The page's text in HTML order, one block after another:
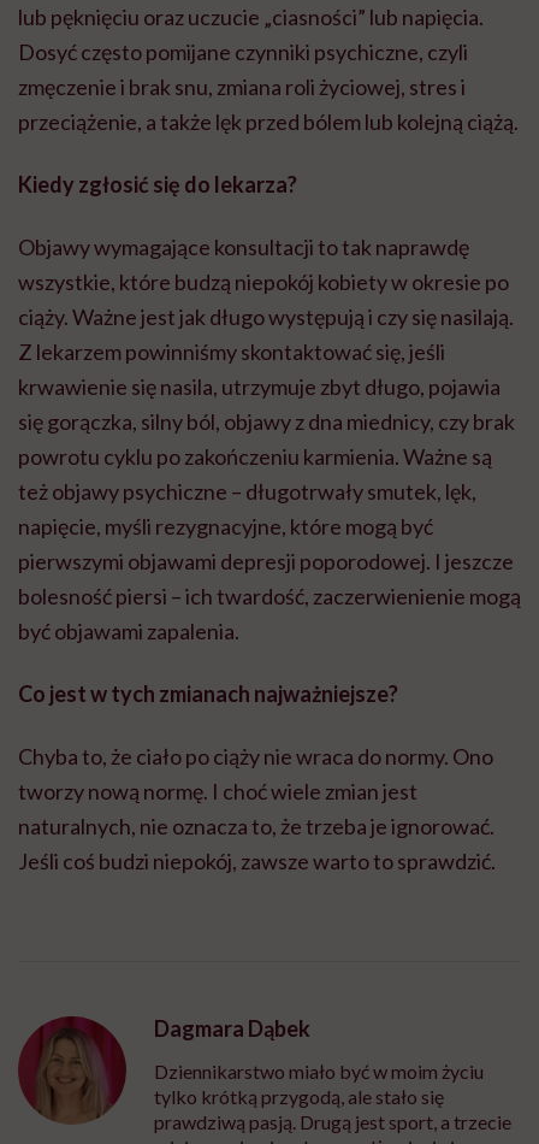
lub pęknięciu oraz uczucie „ciasności” lub napięcia.
Dosyć często pomijane czynniki psychiczne, czyli
zmęczenie i brak snu, zmiana roli życiowej, stres i
przeciążenie, a także lęk przed bólem lub kolejną ciążą.
Kiedy zgłosić się do lekarza?
Objawy wymagające konsultacji to tak naprawdę
wszystkie, które budzą niepokój kobiety w okresie po
ciąży. Ważne jest jak długo występują i czy się nasilają.
Z lekarzem powinniśmy skontaktować się, jeśli
krwawienie się nasila, utrzymuje zbyt długo, pojawia
się gorączka, silny ból, objawy z dna miednicy, czy brak
powrotu cyklu po zakończeniu karmienia. Ważne są
też objawy psychiczne – długotrwały smutek, lęk,
napięcie, myśli rezygnacyjne, które mogą być
pierwszymi objawami depresji poporodowej. I jeszcze
bolesność piersi – ich twardość, zaczerwienienie mogą
być objawami zapalenia.
Co jest w tych zmianach najważniejsze?
Chyba to, że ciało po ciąży nie wraca do normy. Ono
tworzy nową normę. I choć wiele zmian jest
naturalnych, nie oznacza to, że trzeba je ignorować.
Jeśli coś budzi niepokój, zawsze warto to sprawdzić.
Dagmara Dąbek
Dziennikarstwo miało być w moim życiu
tylko krótką przygodą, ale stało się
prawdziwą pasją. Drugą jest sport, a trzecie